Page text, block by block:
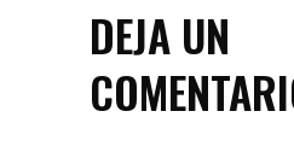
DEJA UN